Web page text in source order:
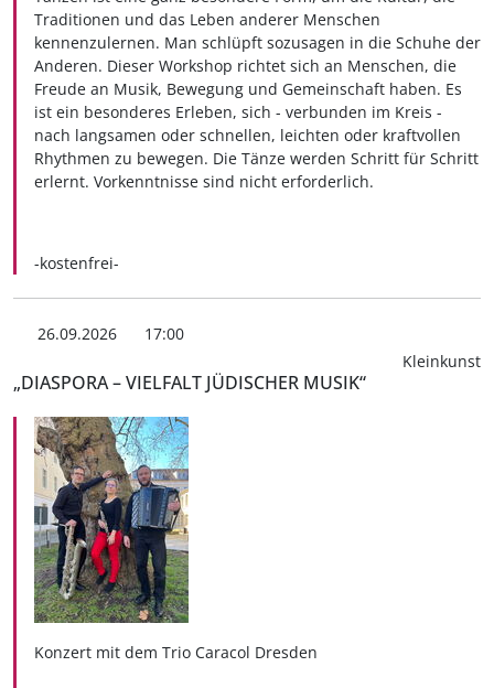
Traditionen und das Leben anderer Menschen
kennenzulernen. Man schlüpft sozusagen in die Schuhe der
Anderen. Dieser Workshop richtet sich an Menschen, die
Freude an Musik, Bewegung und Gemeinschaft haben. Es
ist ein besonderes Erleben, sich - verbunden im Kreis -
nach langsamen oder schnellen, leichten oder kraftvollen
Rhythmen zu bewegen. Die Tänze werden Schritt für Schritt
erlernt. Vorkenntnisse sind nicht erforderlich.
-kostenfrei-
26.09.2026
17:00
Kleinkunst
„DIASPORA – VIELFALT JÜDISCHER MUSIK“
Konzert mit dem Trio Caracol Dresden